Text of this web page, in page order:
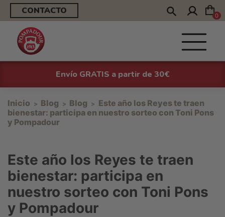
CONTACTO 0
Envío GRATIS a partir de 30€
Inicio Blog Blog
Este año los Reyes te traen
bienestar: participa en nuestro sorteo con Toni Pons
y Pompadour
Este año los Reyes te traen
bienestar: participa en
nuestro sorteo con Toni Pons
y Pompadour